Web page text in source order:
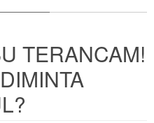
TERANCAM!